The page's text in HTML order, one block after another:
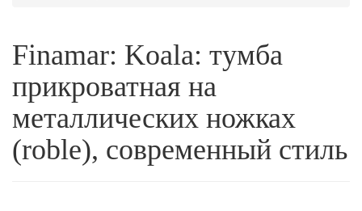
Finamar: Koala: тумба
прикроватная на
металлических ножках
(roble), современный стиль